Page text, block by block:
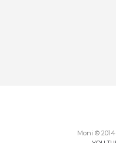
Moni ©